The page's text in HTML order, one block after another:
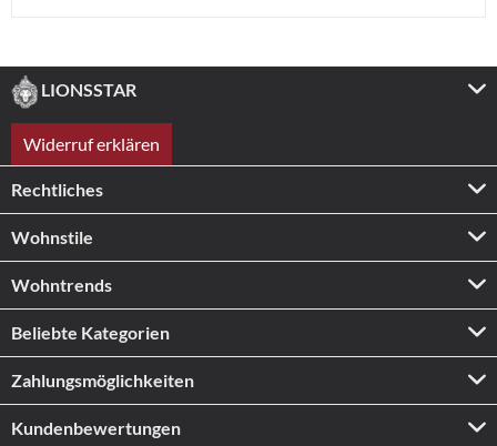
LIONSSTAR
Widerruf erklären
Rechtliches
Wohnstile
Wohntrends
Beliebte Kategorien
Zahlungs­möglichkeiten
Kundenbewertungen